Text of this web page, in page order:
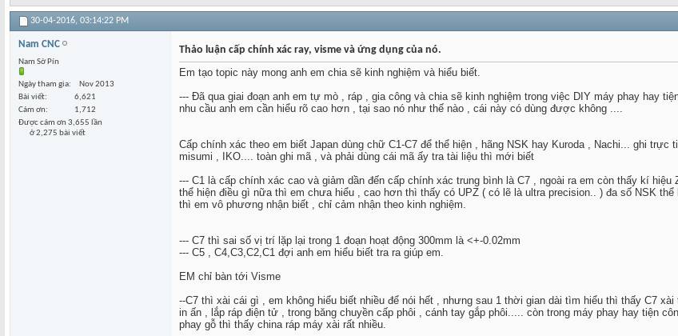
30-04-2016, 03:14:22 PM
Nam CNC
Nam Sờ Pín
Ngày tham gia
Nov 2013
Bài viết
6,621
Cám ơn
1,712
Được cám ơn 3,655 lần
ở 2,275 bài viết
Thảo luận cấp chính xác ray, visme và ứng dụng của nó.
Em tạo topic này mong anh em chia sẽ kinh nghiệm và hiểu biết.
--- Đã qua giai đoạn anh em tự mò , ráp , gia công và chia sẽ kinh nghiệm trong việc DIY máy phay hay
nhu cầu anh em cần hiểu rõ cao hơn , tại sao nó như thế nào , cái này có dùng được không ....
Cấp chính xác theo em biết Japan dùng chữ C1-C7 để thể hiện , hãng NSK hay Kuroda , Nachi... ghi trực
misumi , IKO.... toàn ghi mã , và phải dùng cái mã ấy tra tài liệu thì mới biết
--- C1 là cấp chính xác cao và giảm dần đến cấp chính xác trung bình là C7 , ngoài ra em còn thấy kí
thể hiện điều gì nữa thì em chưa hiểu , cao hơn thì thấy có UPZ ( có lẽ là ultra precision.. ) đa số NSK
thì em vô phương nhận biết , chỉ cảm nhận theo kinh nghiệm.
--- C7 thì sai số vị trí lặp lại trong 1 đoạn hoạt động 300mm là <+-0.02mm
--- C5 , C4,C3,C2,C1 đợi anh em hiểu biết tra ra giúp em.
EM chỉ bàn tới Visme
--C7 thì xài cái gì , em không hiểu biết nhiều để nói hết , nhưng sau 1 thời gian dài tìm hiểu thì thấy C7 xài
in ấn , lắp ráp điện tử , trong băng chuyền cấp phôi , cánh tay gắp phôi..... còn trong máy phay hay tiện
phay gỗ thì thấy china ráp máy xài rất nhiều.